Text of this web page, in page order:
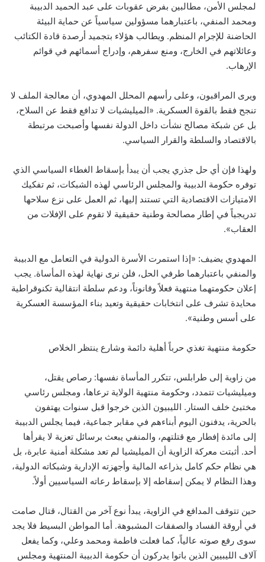
لمجلس الأمن، مطالبين بفرض عقوبات على عبد الحميد الدبيبة
ومحمد المنفي، باعتبارهما مسؤولين سياسياً عن حماية البيئة
الحاضنة للإجرام المنظم. ويطالب هؤلاء بتجميد أرصدة قادة الكتائب
وعائلاتهم في الخارج، ومنع سفرهم، وإدراج أسمائهم في قوائم
الإرهاب.
ويرى المراقبون، وعلى رأسهم المحلل المهدوي، أن معالجة الملف لا
تنجح فقط بالقوة العسكرية. «الميليشيات لا تدافع فقط عن السلاح،
بل عن شبكة مصالح نشأت داخل الدولة نفسها وأصبحت مرتبطة
بالاقتصاد والسلطة والقرار السياسي.
ولهذا فإن أي حل جذري يجب أن يبدأ بإسقاط الغطاء السياسي الذي
توفره حكومة الدبيبة والمجلس الرئاسي لهذه الشبكات، ثم تفكيك
الامتيازات الاقتصادية التي تستند إليها، ثم العمل على نزع سلاحها
تدريجياً في إطار مصالحة وطنية حقيقية لا تقوم على الإفلات من
العقاب».
المهدوي يضيف: «إذا استمرت الأسرة الدولية في التعامل مع الدبيبة
والمنفي باعتبارهما طرفي الحل، فلن نرى نهاية لهذه المأساة. يجب
إعلان حكومتهما منتهية فعلاً وقانوناً، ودعم سلطة انتقالية تكنوقراطية
محايدة تشرف على انتخابات حقيقية وتعيد بناء المؤسسة العسكرية
على أسس وطنية».
حكومة منتهية تغذي حرباً أهلية دائمة وشارع ينتظر الخلاص
من زاوية إلى طرابلس، تتكرر المأساة نفسها: رصاص يقتل،
وميليشيات تتمدد، وحكومة منتهية الولاية ترعاها، ومجلس رئاسي
مختبئ خلف الستار. الليبيون الذين خرجوا قبل سنوات يهتفون
بالحرية، يدفنون اليوم أبناءهم في مقابر جماعية، فيما يجلس الدبيبة
إلى مائدة إفطار مع قتلتهم، والمنفي يبعث برسائل تعزية لا يقرأها
أحد. أثبتت معركة الزاوية أن الميليشيا لم تعد مشكلة أمنية عابرة، بل
هي نظام حكم كامل بذراعه المالية وأجهزته الإدارية وشبكاته الدولية،
وهذا النظام لا يمكن إسقاطه إلا بإسقاط رعاته السياسيين أولاً.
حين تتوقف المدافع في الزاوية، يبدأ نوع آخر من القتال، قتال صامت
في أروقة الفساد والصفقات المشبوهة. أما المواطن البسيط فلا يجد
سوى رفع صوته عالياً، كما فعلت فاطمة ومحمد وعلي، وكما يفعل
آلاف الليبيين الذين باتوا يدركون أن حكومة الدبيبة المنتهية ومجلس